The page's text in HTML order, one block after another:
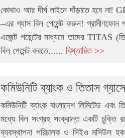
কোথাও আর দীর্ঘ লাইনে দাঁড়াতে হবে না!
–এর গ্যাস বিল পেমেন্ট করুন!
এজেন্ট পয়েন্টের মাধ্যমে তাদের TITAS
বিল পেমেন্ট করতে......বিস্তারিত >>
কমিউনিটি ব্যাংক ও তিতাস
কমিউনিটি ব্যাংক বাংলাদেশ লিমিটেড এবং
মধ্যে বিল সংগ্রহ সংক্রান্ত একটি চুক্তি
ব্যবস্থাপনা পরিচালক ও সিইও মসিউল